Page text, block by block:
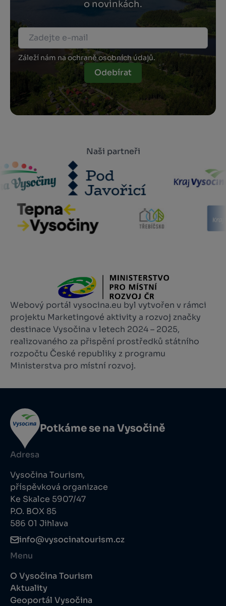
o novinkách.
Záleží nám na ochraně osobních údajů.
Odebírat
Naši partneři
Webový portál vysocina.eu byl vytvořen v rámci
projektu Marketingové aktivity a rozvoj značky
destinace Vysočina v letech 2024 – 2025,
realizovaného za přispění prostředků státního
rozpočtu České republiky z programu
Ministerstva pro místní rozvoj.
Potkáme se na Vysočině
Adresa
Vysočina Tourism,
příspěvková organizace
Ke Skalce 5907/47
P.O. BOX 85
586 01 Jihlava
info@vysocinatourism.cz
Menu
O Vysočina Tourism
Aktuality
Geoportál Vysočina